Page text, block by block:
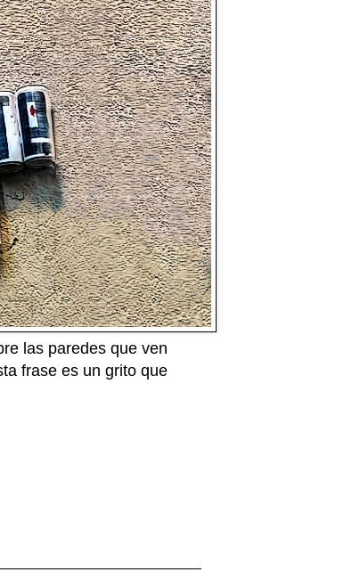
las paredes que ven
frase es un grito que